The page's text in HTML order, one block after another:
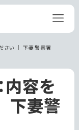
さい ｜ 下妻警察署
内容を
下妻警